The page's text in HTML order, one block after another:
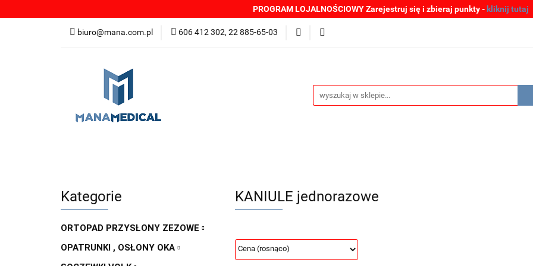
PROGRAM LOJALNOŚCIOWY Zarejestruj się i zbieraj punkty -kliknij tutaj
biuro@mana.com.pl 606 412 302, 22 885-65-03
NOWOŚCI PROMOCJE BESTSELLERY WYPRZEDAŻE PLIKI DO
Kategorie
ORTOPAD PRZYSŁONY ZEZOWE
OPATRUNKI , OSŁONY OKA
KANIULE jednorazowe